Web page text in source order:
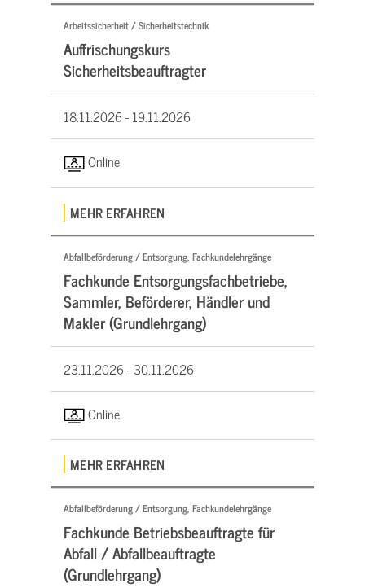
Arbeitssicherheit / Sicherheitstechnik
Auffrischungskurs
Sicherheitsbeauftragter
18.11.2026 -19.11.2026
Online
MEHR ERFAHREN
Abfallbeförderung / Entsorgung, Fachkundelehrgänge
Fachkunde Entsorgungsfachbetriebe,
Sammler, Beförderer, Händler und
Makler (Grundlehrgang)
23.11.2026 -30.11.2026
Online
MEHR ERFAHREN
Abfallbeförderung / Entsorgung, Fachkundelehrgänge
Fachkunde Betriebsbeauftragte für
Abfall / Abfallbeauftragte
(Grundlehrgang)